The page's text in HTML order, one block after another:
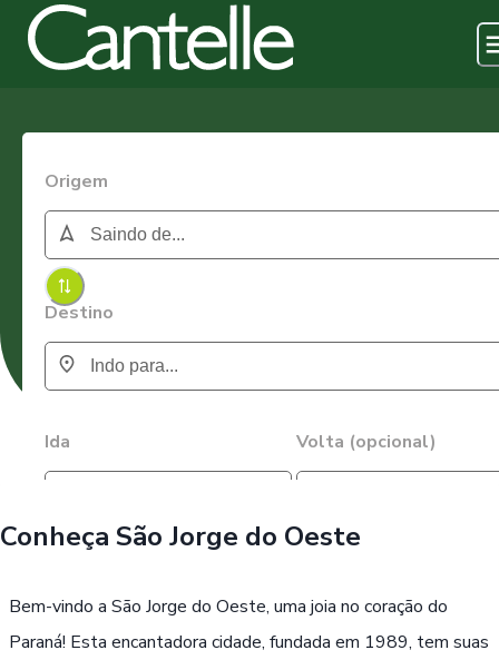
Origem
Destino
Ida Volta (opcional)
Conheça São Jorge do Oeste
Bem-vindo a São Jorge do Oeste, uma joia no coração do
Paraná! Esta encantadora cidade, fundada em 1989, tem suas